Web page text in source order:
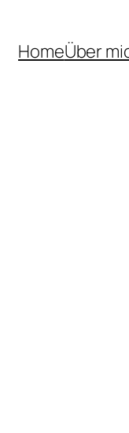
HomeÜber